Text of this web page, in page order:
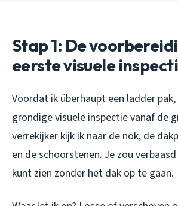
Stap 1: De
eerste visuele
Voordat ik überhaupt een ladder
grondige visuele inspectie vanaf de
verrekijker kijk ik naar de nok, de
en de schoorstenen. Je zou
kunt zien zonder het dak op te gaan.